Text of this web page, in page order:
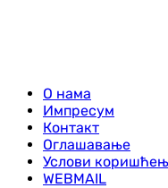
О нама
Импресум
Контакт
Оглашавање
Услови
WEBMAIL